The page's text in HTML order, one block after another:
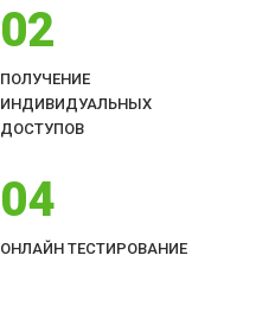
02
ПОЛУЧЕНИЕ
ИНДИВИДУАЛЬНЫХ
ДОСТУПОВ
04
ОНЛАЙН ТЕСТИРОВАНИЕ